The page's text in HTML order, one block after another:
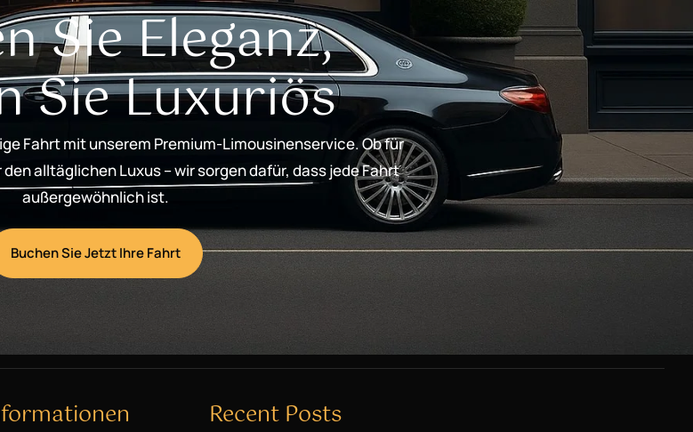
Sie Eleganz,
Sie Luxuriös
Fahrt mit unserem Premium-Limousinenservice. Ob für
alltäglichen Luxus – wir sorgen dafür, dass jede Fahrt
außergewöhnlich ist.
Buchen Sie Jetzt Ihre Fahrt
Recent Posts